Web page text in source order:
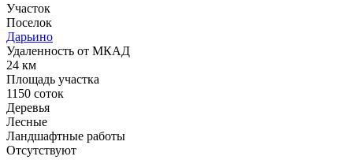
Участок
Поселок
Дарьино
Удаленность от МКАД
24 км
Площадь участка
1150 соток
Деревья
Лесные
Ландшафтные работы
Отсутствуют